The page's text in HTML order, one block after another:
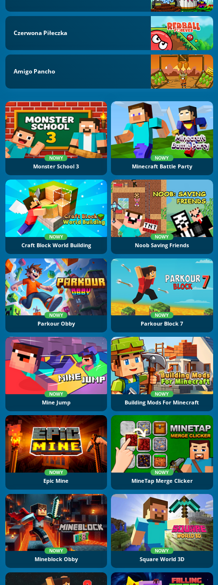
Czerwona Piłeczka
Amigo Pancho
NOWY
Monster School 3
NOWY
Minecraft Battle Party
NOWY
Craft Block World Building
NOWY
Noob Saving Friends
NOWY
Parkour Obby
NOWY
Parkour Block 7
NOWY
Mine Jump
NOWY
Building Mods For Minecraft
NOWY
Epic Mine
NOWY
MineTap Merge Clicker
NOWY
Mineblock Obby
NOWY
Square World 3D